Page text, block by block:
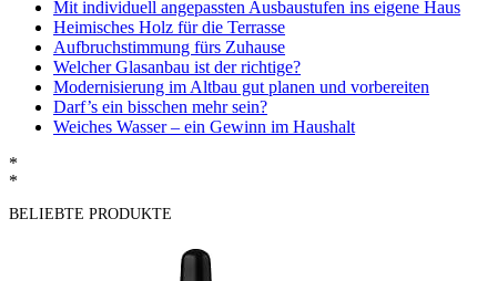
Mit individuell angepassten Ausbaustufen ins eigene Haus
Heimisches Holz für die Terrasse
Aufbruchstimmung fürs Zuhause
Welcher Glasanbau ist der richtige?
Modernisierung im Altbau gut planen und vorbereiten
Darf’s ein bisschen mehr sein?
Weiches Wasser – ein Gewinn im Haushalt
*
*
BELIEBTE PRODUKTE